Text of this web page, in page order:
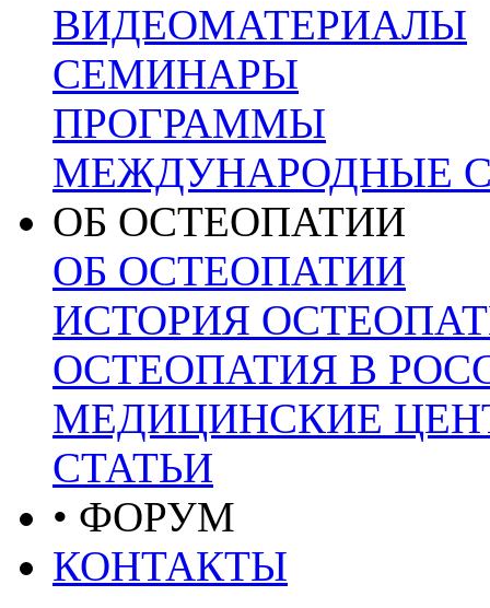
ВИДЕОМАТЕРИАЛЫ
СЕМИНАРЫ
ПРОГРАММЫ
МЕЖДУНАРОДНЫЕ
ОБ ОСТЕОПАТИИ
ОБ ОСТЕОПАТИИ
ИСТОРИЯ
ОСТЕОПАТИЯ В
МЕДИЦИНСКИЕ
СТАТЬИ
• ФОРУМ
КОНТАКТЫ